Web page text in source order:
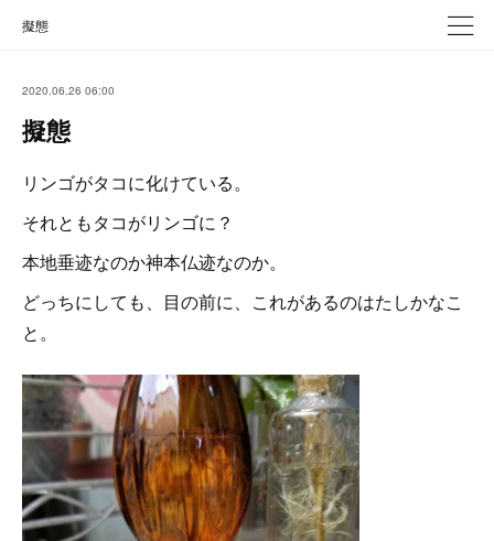
擬態
2020.06.26 06:00
擬態
リンゴがタコに化けている。
それともタコがリンゴに？
本地垂迹なのか神本仏迹なのか。
どっちにしても、目の前に、これがあるのはたしかなこ
と。